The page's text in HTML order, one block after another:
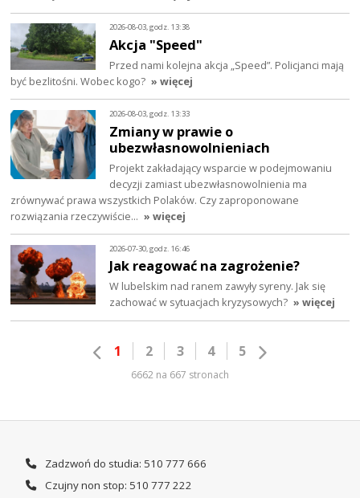
2026-08-03, godz. 13:38
Akcja "Speed"
Przed nami kolejna akcja „Speed”. Policjanci mają
być bezlitośni. Wobec kogo? » więcej
2026-08-03, godz. 13:33
Zmiany w prawie o
ubezwłasnowolnieniach
Projekt zakładający wsparcie w podejmowaniu
decyzji zamiast ubezwłasnowolnienia ma
zrównywać prawa wszystkich Polaków. Czy zaproponowane
rozwiązania rzeczywiście… » więcej
2026-07-30, godz. 16:46
Jak reagować na zagrożenie?
W lubelskim nad ranem zawyły syreny. Jak się
zachować w sytuacjach kryzysowych? » więcej
1 2 3 4 5
6662 na 667 stronach
Zadzwoń do studia: 510 777 666
Czujny non stop: 510 777 222